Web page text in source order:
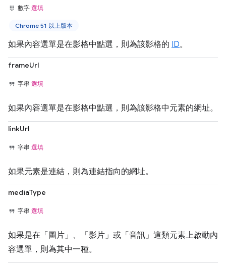
數字 選填
Chrome 51 以上版本
如果內容選單是在影格中點選，則為該影格的 ID。
frameUrl
字串 選填
如果內容選單是在影格中點選，則為該影格中元素的網址。
linkUrl
字串 選填
如果元素是連結，則為連結指向的網址。
mediaType
字串 選填
如果是在「圖片」、「影片」或「音訊」這類元素上啟動內
容選單，則為其中一種。